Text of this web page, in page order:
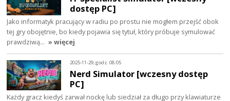
dostęp PC]
Jako informatyk pracujący w radiu po prostu nie mogłem przejść obok
tej gry obojętnie, bo kiedy pojawia się tytuł, który próbuje symulować
prawdziwą… » więcej
2025-11-29, godz. 08:05
Nerd Simulator [wczesny dostęp
PC]
Każdy gracz kiedyś zarwał nockę lub siedział za długo przy klawiaturze